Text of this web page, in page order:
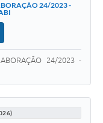
24/2023 -
24/2023 -